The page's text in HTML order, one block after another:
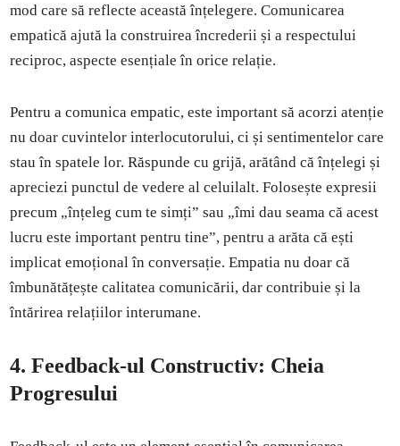
mod care să reflecte această înțelegere. Comunicarea
empatică ajută la construirea încrederii și a respectului
reciproc, aspecte esențiale în orice relație.
Pentru a comunica empatic, este important să acorzi atenție
nu doar cuvintelor interlocutorului, ci și sentimentelor care
stau în spatele lor. Răspunde cu grijă, arătând că înțelegi și
apreciezi punctul de vedere al celuilalt. Folosește expresii
precum „înțeleg cum te simți” sau „îmi dau seama că acest
lucru este important pentru tine”, pentru a arăta că ești
implicat emoțional în conversație. Empatia nu doar că
îmbunătățește calitatea comunicării, dar contribuie și la
întărirea relațiilor interumane.
4.Feedback-ul Constructiv: Cheia
Progresului